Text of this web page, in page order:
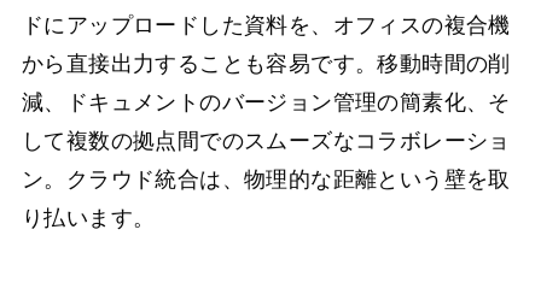
ドにアップロードした資料を、オフィスの複合機
から直接出力することも容易です。移動時間の削
減、ドキュメントのバージョン管理の簡素化、そ
して複数の拠点間でのスムーズなコラボレーショ
ン。クラウド統合は、物理的な距離という壁を取
り払います。